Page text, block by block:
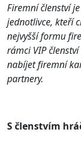
Firemní členství
jednotlivce, kteří
nejvyšší formu
rámci VIP
nabíjet firemní
partnery.
S členstvím